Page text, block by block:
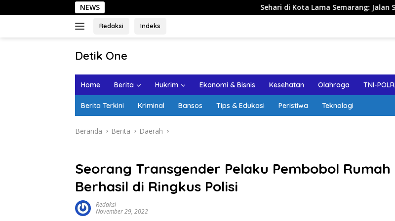
ke
NEWS Sehari di Kota Lama Semarang: Jalan Santai, Spot
Redaksi Indeks
Detik One
Ungkap
Home Berita Hukrim Ekonomi & Bisnis Kesehatan Olahraga TNI-
Berita Terkini Kriminal Bansos Tips & Edukasi Peristiwa Teknologi
Beranda Berita Daerah
Seorang Transgender Pelaku Pembobol Rumah
Berhasil di Ringkus Polisi
Redaksi
November 29, 2022